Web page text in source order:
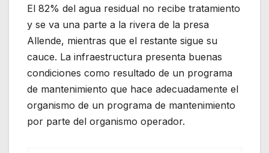
El 82% del agua residual no recibe tratamiento
y se va una parte a la rivera de la presa
Allende, mientras que el restante sigue su
cauce. La infraestructura presenta buenas
condiciones como resultado de un programa
de mantenimiento que hace adecuadamente el
organismo de un programa de mantenimiento
por parte del organismo operador.